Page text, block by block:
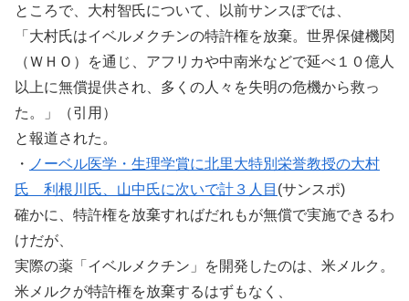
ところで、大村智氏について、以前サンスぽでは、
「大村氏はイベルメクチンの特許権を放棄。世界保健機関
（ＷＨＯ）を通じ、アフリカや中南米などで延べ１０億人
以上に無償提供され、多くの人々を失明の危機から救っ
た。」（引用）
と報道された。
・ ノーベル医学・生理学賞に北里大特別栄誉教授の大村
氏 利根川氏、山中氏に次いで計３人目 (サンスポ)
確かに、特許権を放棄すればだれもが無償で実施できるわ
けだが、
実際の薬「イベルメクチン」を開発したのは、米メルク。
米メルクが特許権を放棄するはずもなく、